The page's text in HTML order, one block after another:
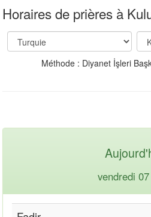
Horaires de prières à
Méthode : Diyanet İşleri
vendredi